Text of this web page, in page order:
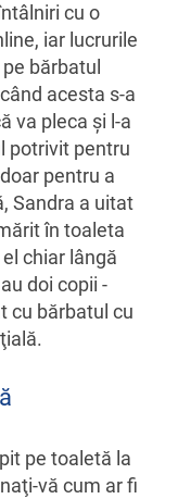
cu o
iar lucrurile
bărbatul
acesta s-a
va pleca şi l-a
potrivit pentru
pentru a
Sandra a uitat
în toaleta
chiar lângă
doi copii -
cu bărbatul cu
pe toaletă la
vă cum ar fi